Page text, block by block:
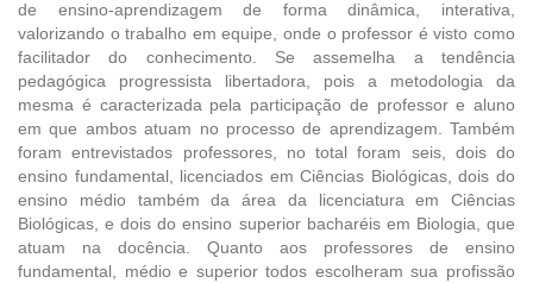
de ensino-aprendizagem de forma dinâmica, interativa,
valorizando o trabalho em equipe, onde o professor é visto como
facilitador do conhecimento. Se assemelha a tendência
pedagógica progressista libertadora, pois a metodologia da
mesma é caracterizada pela participação de professor e aluno
em que ambos atuam no processo de aprendizagem. Também
foram entrevistados professores, no total foram seis, dois do
ensino fundamental, licenciados em Ciências Biológicas, dois do
ensino médio também da área da licenciatura em Ciências
Biológicas, e dois do ensino superior bacharéis em Biologia, que
atuam na docência. Quanto aos professores de ensino
fundamental, médio e superior todos escolheram sua profissão